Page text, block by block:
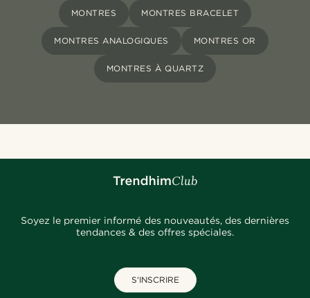
MONTRES MONTRES BRACELET
MONTRES ANALOGIQUES MONTRES OR
MONTRES À QUARTZ
Soyez le premier informé des nouveautés, des dernières
tendances & des offres spéciales.
S'INSCRIRE